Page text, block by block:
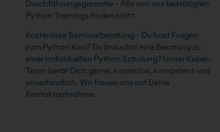
Durchführungsgarantie - Alle von uns bestätigten
Python Trainings finden statt.
Kostenlose Seminarberatung - Du hast Fragen
zum Python Kurs? Du brauchst eine Beratung zu
einer individuellen Python Schulung? Unser Kebel-
Team berät Dich gerne, kostenlos, kompetent und
unverbindlich. Wir freuen uns auf Deine
Kontaktaufnahme.